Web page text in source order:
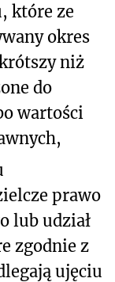
które ze
okres
niż
do
wartości
prawo
lub udział
zgodnie z
ujęciu